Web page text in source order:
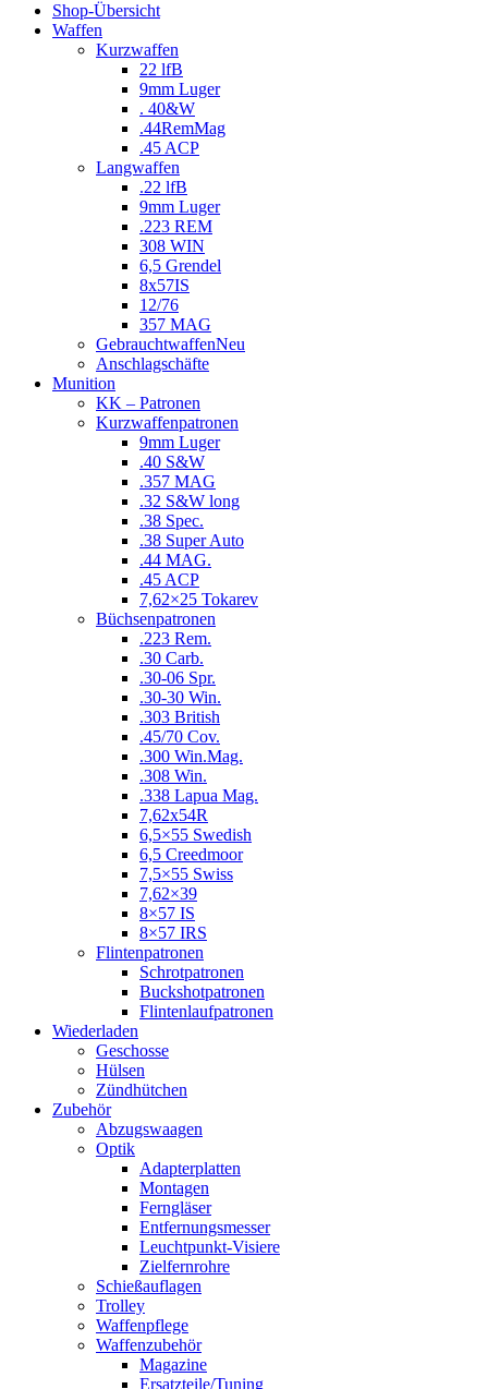
Shop-Übersicht
Waffen
Kurzwaffen
22 lfB
9mm Luger
. 40&W
.44RemMag
.45 ACP
Langwaffen
.22 lfB
9mm Luger
.223 REM
308 WIN
6,5 Grendel
8x57IS
12/76
357 MAG
GebrauchtwaffenNeu
Anschlagschäfte
Munition
KK – Patronen
Kurzwaffenpatronen
9mm Luger
.40 S&W
.357 MAG
.32 S&W long
.38 Spec.
.38 Super Auto
.44 MAG.
.45 ACP
7,62×25 Tokarev
Büchsenpatronen
.223 Rem.
.30 Carb.
.30-06 Spr.
.30-30 Win.
.303 British
.45/70 Cov.
.300 Win.Mag.
.308 Win.
.338 Lapua Mag.
7,62x54R
6,5×55 Swedish
6,5 Creedmoor
7,5×55 Swiss
7,62×39
8×57 IS
8×57 IRS
Flintenpatronen
Schrotpatronen
Buckshotpatronen
Flintenlaufpatronen
Wiederladen
Geschosse
Hülsen
Zündhütchen
Zubehör
Abzugswaagen
Optik
Adapterplatten
Montagen
Ferngläser
Entfernungsmesser
Leuchtpunkt-Visiere
Zielfernrohre
Schießauflagen
Trolley
Waffenpflege
Waffenzubehör
Magazine
Ersatzteile/Tuning